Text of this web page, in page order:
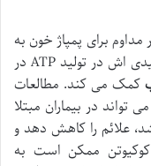
برای پمپاژ خون به
انرژی بالایی نیاز دارد. کوکیوتن، با نقش کلیدی اش در تولید ATP در
کمک می کند. مطالعات
در بیماران مبتلا
علائم را کاهش دهد و
ممکن است به